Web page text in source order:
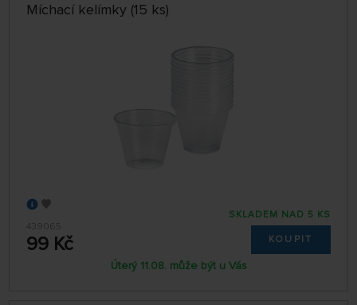
Míchací kelímky (15 ks)
439065
99 Kč
SKLADEM NAD 5 KS
KOUPIT
Úterý 11.08. může být u Vás